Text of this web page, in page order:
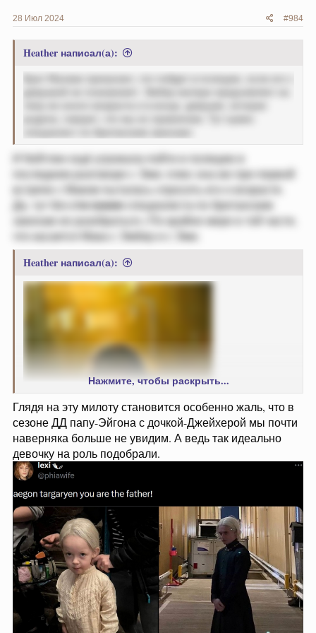
28 Июл 2024 #984
Heather написал(а):
Брат Малаки пригрозил, что пойдет в полицию, если его с
специалист по британским законам)
И Кейтлин ещё угрожала пойти в полицию в
последнем разговоре с Эми; плюс она же при первой
встрече с Маком пыталась спросить его о возрасте.
Да, тут без
ста граммспециалиста по британским
законам не разобраться.) По крайне мере в той части,
что касается Мака с Эмбер и с Эми.
Heather написал(а):
Нажмите, чтобы раскрыть...
Глядя на эту милоту становится особенно жаль, что в
сезоне ДД папу-Эйгона с дочкой-Джейхерой мы почти
наверняка больше не увидим. А ведь так идеально
девочку на роль подобрали.